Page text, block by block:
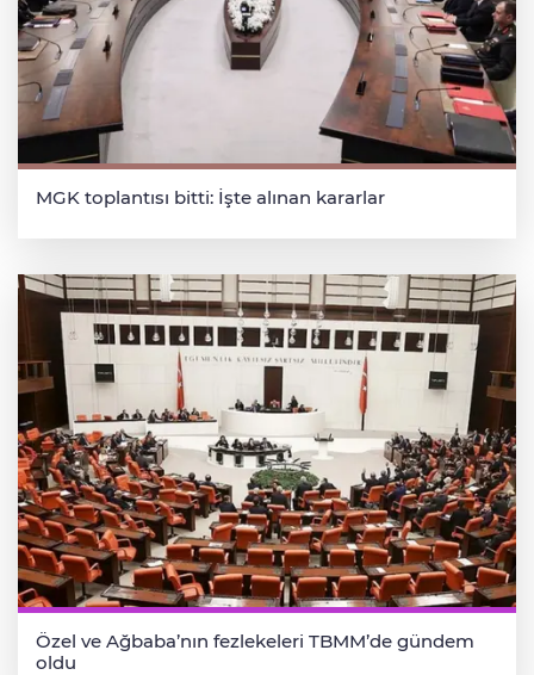
MGK toplantısı bitti: İşte alınan kararlar
Özel ve Ağbaba’nın fezlekeleri TBMM’de gündem
oldu